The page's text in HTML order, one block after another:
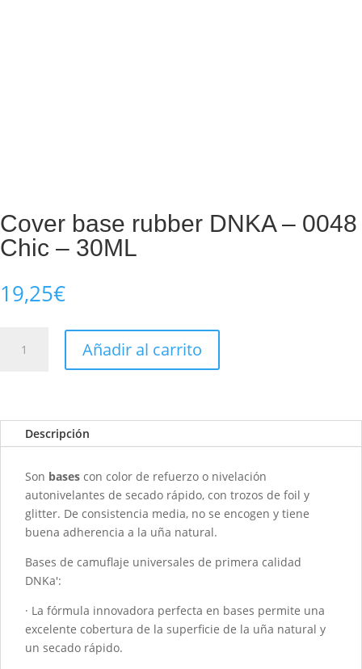
Cover base rubber DNKA – 0048
Chic – 30ML
19,25€
base
Chic
30ML
cantidad
Añadir al carrito
Descripción
Son bases con color de refuerzo o nivelación
autonivelantes de secado rápido, con trozos de foil y
glitter. De consistencia media, no se encogen y tiene
buena adherencia a la uña natural.
Bases de camuflaje universales de primera calidad
DNKa':
· La fórmula innovadora perfecta en bases permite una
excelente cobertura de la superficie de la uña natural y
un secado rápido.